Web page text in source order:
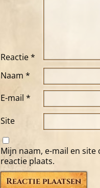
Reactie*
Naam *
E-mail *
Site
Mijn naam, e-mail en
reactie plaats.